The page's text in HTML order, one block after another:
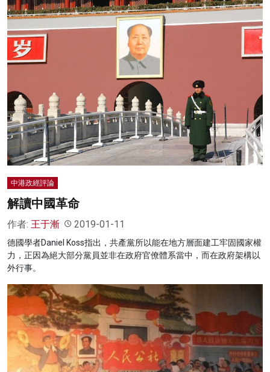
中港政經評論
解讀中國革命
作者: 王于漸 2019-01-11
德國學者Daniel Koss指出，共產黨所以能在地方層面建工牢固國家權
力，正因為絕大部分黨員並非在政府官僚體系當中，而在政府架構以
外行事。